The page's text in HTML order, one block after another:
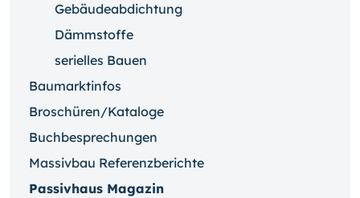
Gebäudeabdichtung
Dämmstoffe
serielles Bauen
Baumarktinfos
Broschüren/Kataloge
Buchbesprechungen
Massivbau Referenzberichte
Passivhaus Magazin